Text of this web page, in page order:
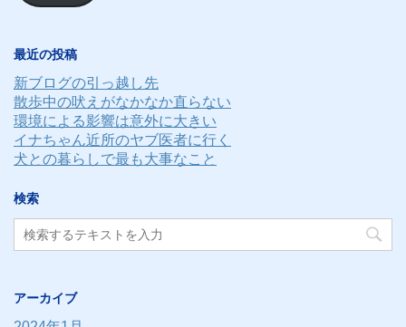
ス
最近の投稿
新ブログの引っ越し先
散歩中の吠えがなかなか直らない
環境による影響は意外に大きい
イナちゃん近所のヤブ医者に行く
犬との暮らしで最も大事なこと
検索
アーカイブ